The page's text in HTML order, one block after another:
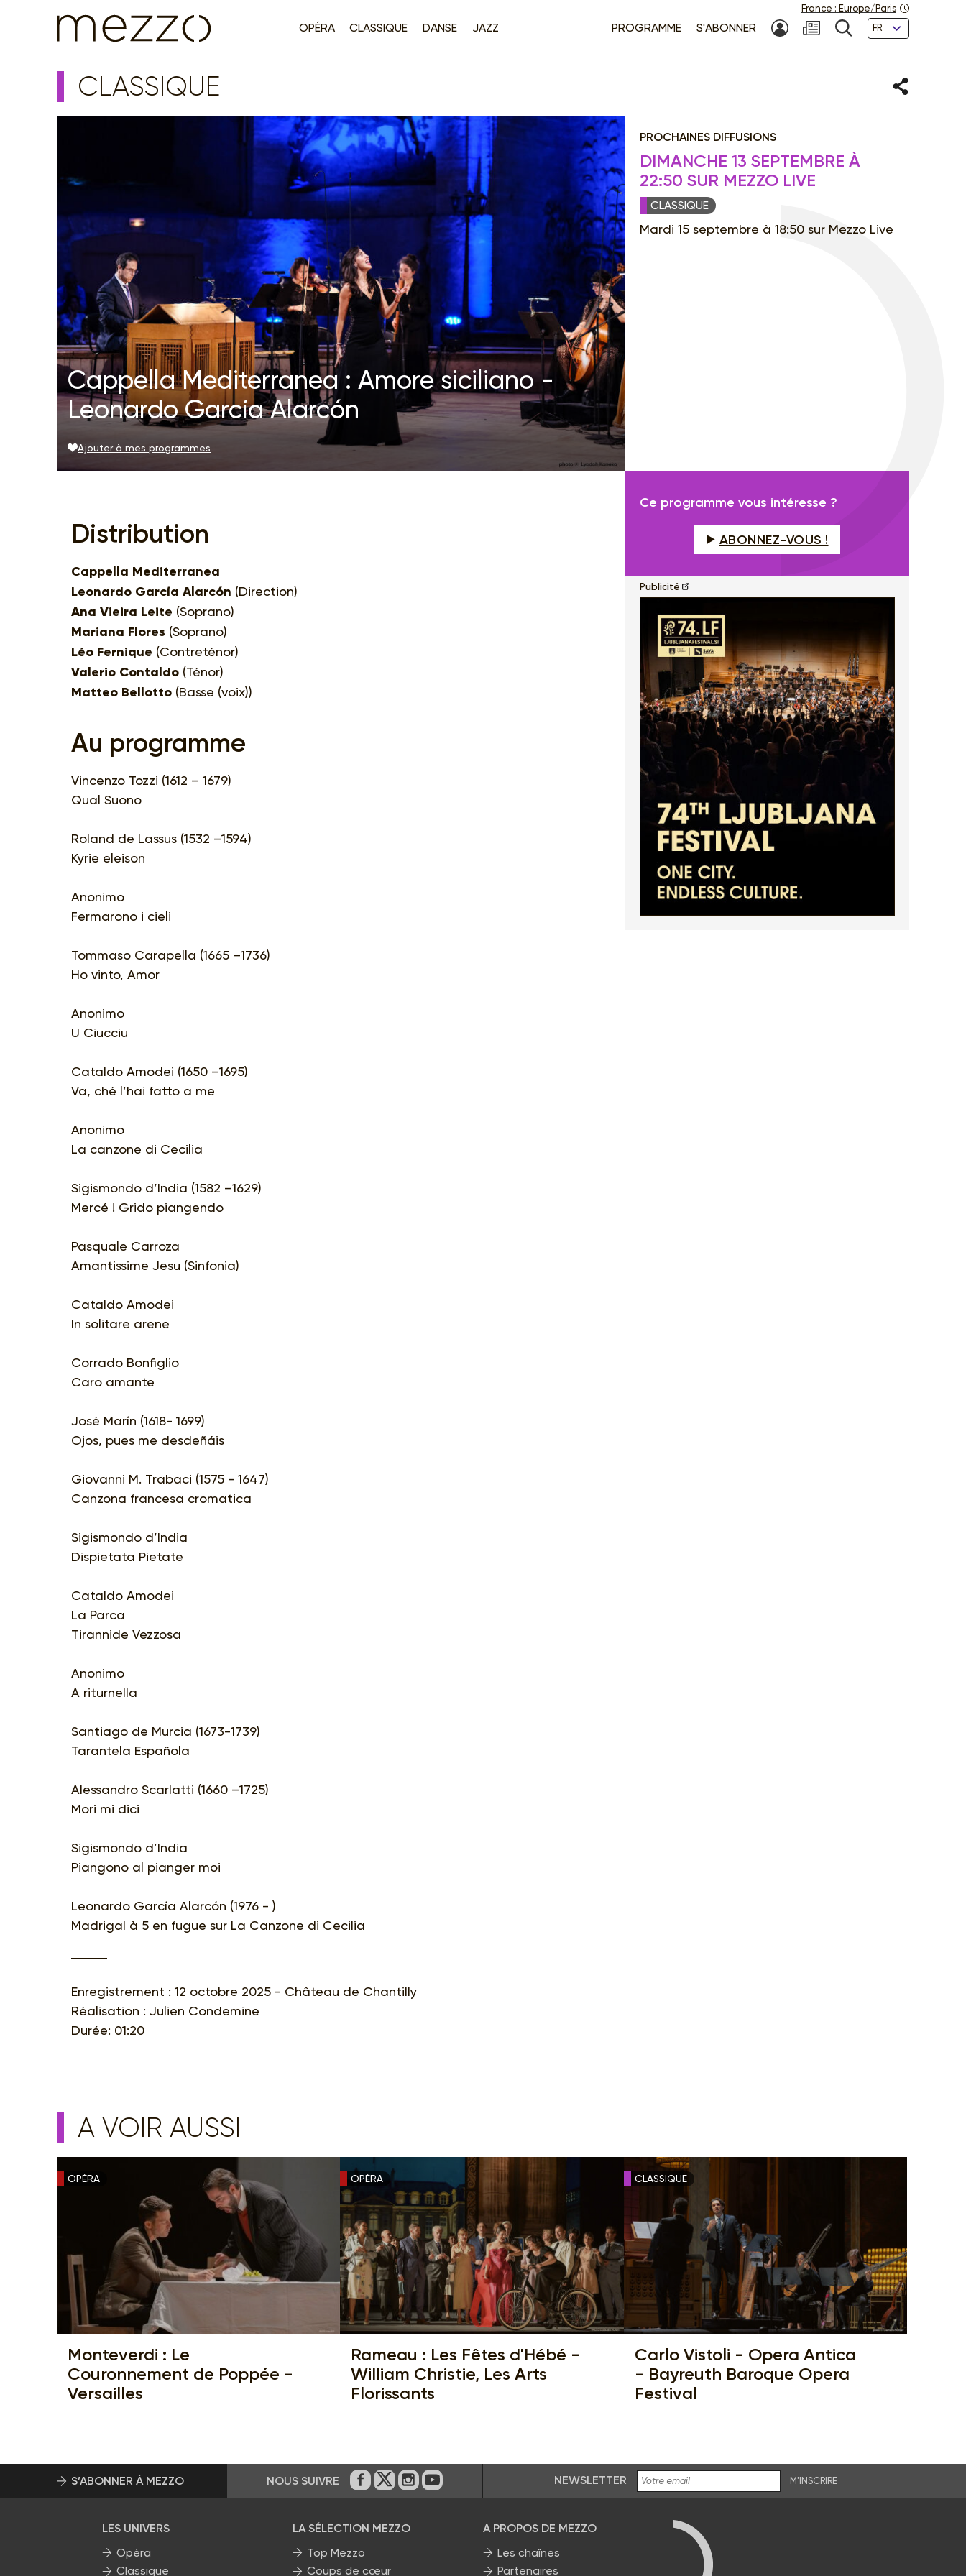
OPÉRA CLASSIQUE DANSE JAZZ PROGRAMME S'ABONNER MON COMPTE
NEWSLETTER
RECHERCHE
Langues
France : Europe/Paris
CLASSIQUE Partager
Cappella Mediterranea : Amore siciliano -
Leonardo García Alarcón
Ajouter à mes programmes
PROCHAINES DIFFUSIONS
DIMANCHE 13 SEPTEMBRE À
22:50 SUR MEZZO LIVE
CLASSIQUE
Mardi 15 septembre à 18:50 sur Mezzo Live
Distribution
Cappella Mediterranea
Leonardo García Alarcón (Direction)
Ana Vieira Leite (Soprano)
Mariana Flores (Soprano)
Léo Fernique (Contreténor)
Valerio Contaldo (Ténor)
Matteo Bellotto (Basse (voix))
Au programme
Vincenzo Tozzi (1612 – 1679)
Qual Suono
Roland de Lassus (1532 –1594)
Kyrie eleison
Anonimo
Fermarono i cieli
Tommaso Carapella (1665 –1736)
Ho vinto, Amor
Anonimo
U Ciucciu
Cataldo Amodei (1650 –1695)
Va, ché l’hai fatto a me
Anonimo
La canzone di Cecilia
Sigismondo d’India (1582 –1629)
Mercé ! Grido piangendo
Pasquale Carroza
Amantissime Jesu (Sinfonia)
Cataldo Amodei
In solitare arene
Corrado Bonfiglio
Caro amante
José Marín (1618- 1699)
Ojos, pues me desdeñáis
Giovanni M. Trabaci (1575 - 1647)
Canzona francesa cromatica
Sigismondo d’India
Dispietata Pietate
Cataldo Amodei
La Parca
Tirannide Vezzosa
Anonimo
A riturnella
Santiago de Murcia (1673-1739)
Tarantela Española
Alessandro Scarlatti (1660 –1725)
Mori mi dici
Sigismondo d’India
Piangono al pianger moi
Leonardo García Alarcón (1976 - )
Madrigal à 5 en fugue sur La Canzone di Cecilia
Enregistrement : 12 octobre 2025 - Château de Chantilly
Réalisation : Julien Condemine
Durée: 01:20
Ce programme vous intéresse ?
ABONNEZ-VOUS !
Publicité
A VOIR AUSSI
OPÉRA
Monteverdi : Le
Couronnement de Poppée -
Versailles
OPÉRA
Rameau : Les Fêtes d'Hébé -
William Christie, Les Arts
Florissants
CLASSIQUE
Carlo Vistoli - Opera Antica
- Bayreuth Baroque Opera
Festival
S’ABONNER À MEZZO NOUS SUIVRE Sur Facebook
Sur Twitter
Sur Instagram
Sur Youtube NEWSLETTER M'INSCRIRE
LES UNIVERS
Opéra
Classique
LA SÉLECTION MEZZO
Top Mezzo
Coups de cœur
A PROPOS DE MEZZO
Les chaînes
Partenaires